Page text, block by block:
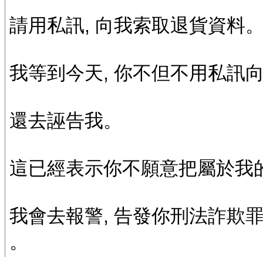
請用私訊, 向我索取退貨資料
我等到今天, 你不但不用私訊
還去誣告我。
這已經表示你不願意把屬於我
我會去報警, 告發你刑法詐欺
。